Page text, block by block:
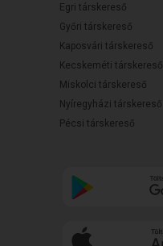
Egri társkereső
Győri társkereső
Kaposvári társkereső
Kecskeméti társkereső
Miskolci társkereső
Nyíregyházi társkereső
Pécsi társkereső